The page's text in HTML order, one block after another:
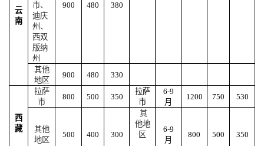
云
南
市、
迪庆
州、
西双
版纳
州
900 480 380
其他
地区
900 480 330
西
藏
拉萨
市
800 500 350
拉萨
市
6-9
月
1200 750 530
其他
地区
500 400 300
其
他地
区
6-9
月
800 500 350